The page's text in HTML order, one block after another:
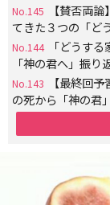
No.145
【賛否両
てきた３つの「ど
No.144
「どうす
「神の君へ」振り
No.143
【最終回
の死から「神の君